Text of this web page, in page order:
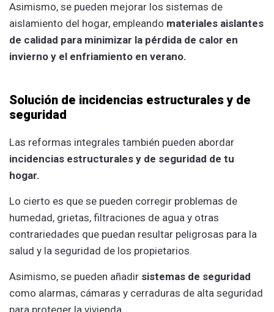
Asimismo, se pueden mejorar los sistemas de
aislamiento del hogar, empleando materiales aislantes
de calidad para minimizar la pérdida de calor en
invierno y el enfriamiento en verano.
Solución de incidencias estructurales y de
seguridad
Las reformas integrales también pueden abordar
incidencias estructurales y de seguridad de tu
hogar.
Lo cierto es que se pueden corregir problemas de
humedad, grietas, filtraciones de agua y otras
contrariedades que puedan resultar peligrosas para la
salud y la seguridad de los propietarios.
Asimismo, se pueden añadir sistemas de seguridad
como alarmas, cámaras y cerraduras de alta seguridad